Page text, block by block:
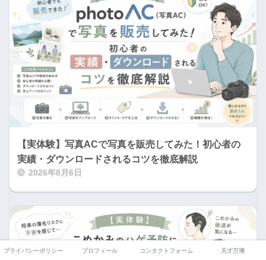
【実体験】写真ACで写真を販売してみた！初心者の
実績・ダウンロードされるコツを徹底解説
2026年8月6日
プライバシーポリシー プロフィール コンタクトフォーム 天才万博